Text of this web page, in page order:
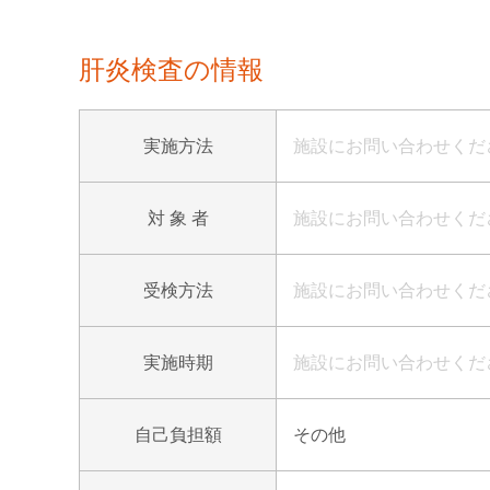
肝炎検査の情報
実施方法 施設にお問い合わせくだ
対 象 者 施設にお問い合わせくだ
受検方法 施設にお問い合わせくだ
実施時期 施設にお問い合わせくだ
自己負担額 その他